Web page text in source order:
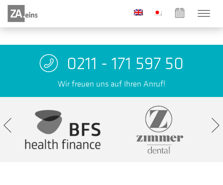
0211 - 171 597 50
Wir freuen uns auf Ihren Anruf!